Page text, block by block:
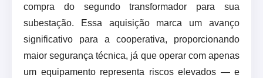
compra do segundo transformador para sua
subestação. Essa aquisição marca um avanço
significativo para a cooperativa, proporcionando
maior segurança técnica, já que operar com apenas
um equipamento representa riscos elevados — e